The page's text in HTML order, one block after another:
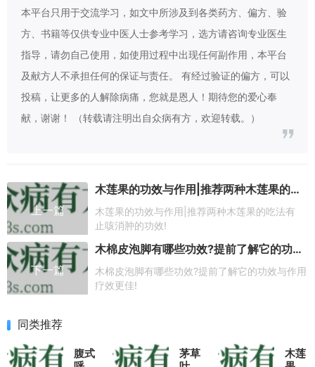
本平台只用于交流学习，如文中所涉及到各类药方、偏方、验
方、书籍等仅供专业中医人士参考学习，选方请咨询专业医生
指导，请勿自己使用，如使用过程中出现任何副作用，本平台
及献方人不承担任何的保证与责任。 有经过验证的偏方，可以
投稿，让更多的人解除病痛，您就是恩人！期待您的爱心奉
献，谢谢！ （转载请注明出自众病有方，欢迎转载。）
上一篇
木莲果的功效与作用|推荐两种木莲果的吃法有止咳消肿的功效!
木莲果的功效与作用|推荐两种木莲果的吃法有
止咳消肿的功效!
下一篇
木棉皮泡脚有哪些功效?提前了解它的功效与作用疗效更佳!
木棉皮泡脚有哪些功效?提前了解它的功效与作用
疗效更佳!
同类推荐
腹式
茅草
木莲